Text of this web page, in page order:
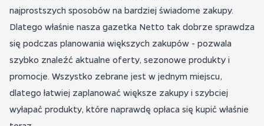
najprostszych sposobów na bardziej świadome zakupy.
Dlatego właśnie nasza gazetka Netto tak dobrze sprawdza
się podczas planowania większych zakupów - pozwala
szybko znaleźć aktualne oferty, sezonowe produkty i
promocje. Wszystko zebrane jest w jednym miejscu,
dlatego łatwiej zaplanować większe zakupy i szybciej
wyłapać produkty, które naprawdę opłaca się kupić właśnie